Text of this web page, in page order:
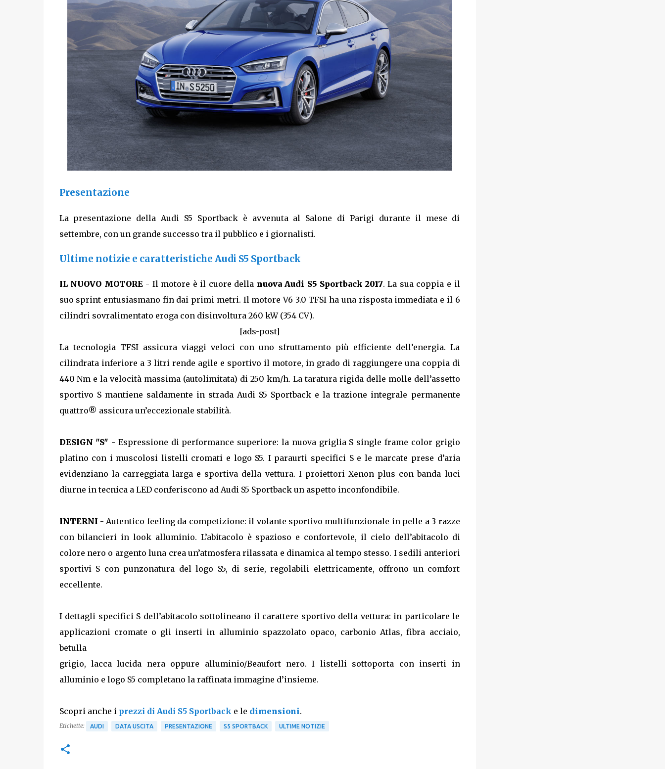
Presentazione
La presentazione della Audi S5 Sportback è avvenuta al Salone di Parigi durante il mese di
settembre, con un grande successo tra il pubblico e i giornalisti.
Ultime notizie e caratteristiche Audi S5 Sportback
IL NUOVO MOTORE- Il motore è il cuore della nuova Audi S5 Sportback 2017. La sua coppia e il
suo sprint entusiasmano fin dai primi metri. Il motore V6 3.0 TFSI ha una risposta immediata e il 6
cilindri sovralimentato eroga con disinvoltura 260 kW (354 CV).
[ads-post]
La tecnologia TFSI assicura viaggi veloci con uno sfruttamento più efficiente dell’energia. La
cilindrata inferiore a 3 litri rende agile e sportivo il motore, in grado di raggiungere una coppia di
440 Nm e la velocità massima (autolimitata) di 250 km/h. La taratura rigida delle molle dell’assetto
sportivo S mantiene saldamente in strada Audi S5 Sportback e la trazione integrale permanente
quattro® assicura un’eccezionale stabilità.
DESIGN "S" - Espressione di performance superiore: la nuova griglia S single frame color grigio
platino con i muscolosi listelli cromati e logo S5. I paraurti specifici S e le marcate prese d’aria
evidenziano la carreggiata larga e sportiva della vettura. I proiettori Xenon plus con banda luci
diurne in tecnica a LED conferiscono ad Audi S5 Sportback un aspetto inconfondibile.
INTERNI - Autentico feeling da competizione: il volante sportivo multifunzionale in pelle a 3 razze
con bilancieri in look alluminio. L’abitacolo è spazioso e confortevole, il cielo dell’abitacolo di
colore nero o argento luna crea un’atmosfera rilassata e dinamica al tempo stesso. I sedili anteriori
sportivi S con punzonatura del logo S5, di serie, regolabili elettricamente, offrono un comfort
eccellente.
I dettagli specifici S dell’abitacolo sottolineano il carattere sportivo della vettura: in particolare le
applicazioni cromate o gli inserti in alluminio spazzolato opaco, carbonio Atlas, fibra acciaio,
betulla
grigio, lacca lucida nera oppure alluminio/Beaufort nero. I listelli sottoporta con inserti in
alluminio e logo S5 completano la raffinata immagine d’insieme.
Scopri anche i prezzi di Audi S5 Sportback e le dimensioni.
Etichette: AUDI DATA USCITA PRESENTAZIONE S5 SPORTBACK ULTIME NOTIZIE